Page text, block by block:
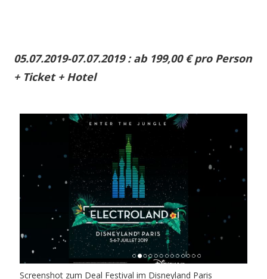
05.07.2019-07.07.2019 : ab 199,00 € pro Person
+ Ticket + Hotel
Screenshot zum Deal Festival im Disneyland Paris